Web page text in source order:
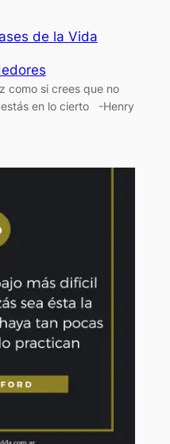
de la Vida
como si crees que no
en lo cierto -Henry